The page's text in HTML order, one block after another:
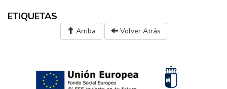
ETIQUETAS
Arriba Volver Atrás